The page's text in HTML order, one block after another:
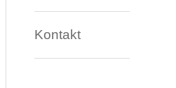
Kontakt